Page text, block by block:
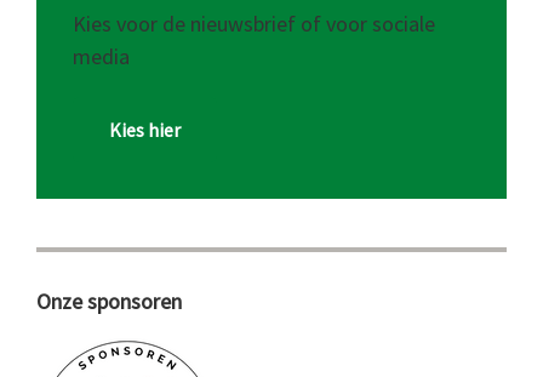
Kies voor de nieuwsbrief of voor sociale
media
Kies hier
Onze sponsoren